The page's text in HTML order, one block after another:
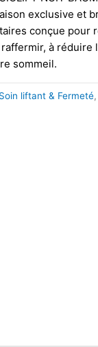
exclusive et
conçue pour
raffermir, à
sommeil.
Soin liftant & Fermeté,